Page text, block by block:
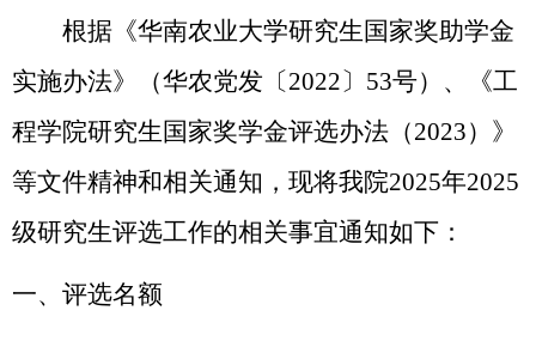
根据《华南农业大学研究生国家奖助学金
实施办法》（华农党发〔2022〕53号）、《工
程学院研究生国家奖学金评选办法（2023）》
等文件精神和相关通知，现将我院2025年2025
级研究生评选工作的相关事宜通知如下：
一、评选名额